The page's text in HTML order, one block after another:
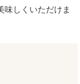
味しくいただけま